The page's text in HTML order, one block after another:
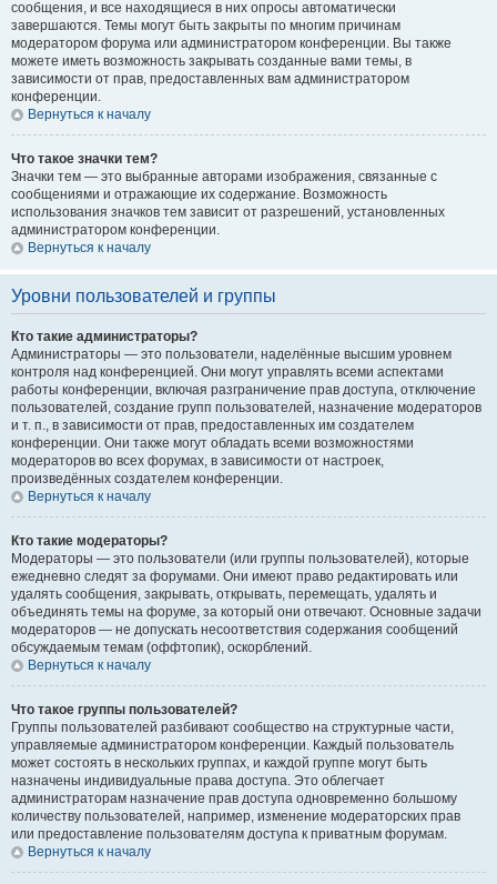
сообщения, и все находящиеся в них опросы автоматически
завершаются. Темы могут быть закрыты по многим причинам
модератором форума или администратором конференции. Вы также
можете иметь возможность закрывать созданные вами темы, в
зависимости от прав, предоставленных вам администратором
конференции.
Вернуться к началу
Что такое значки тем?
Значки тем — это выбранные авторами изображения, связанные с
сообщениями и отражающие их содержание. Возможность
использования значков тем зависит от разрешений, установленных
администратором конференции.
Вернуться к началу
Уровни пользователей и группы
Кто такие администраторы?
Администраторы — это пользователи, наделённые высшим уровнем
контроля над конференцией. Они могут управлять всеми аспектами
работы конференции, включая разграничение прав доступа, отключение
пользователей, создание групп пользователей, назначение модераторов
и т. п., в зависимости от прав, предоставленных им создателем
конференции. Они также могут обладать всеми возможностями
модераторов во всех форумах, в зависимости от настроек,
произведённых создателем конференции.
Вернуться к началу
Кто такие модераторы?
Модераторы — это пользователи (или группы пользователей), которые
ежедневно следят за форумами. Они имеют право редактировать или
удалять сообщения, закрывать, открывать, перемещать, удалять и
объединять темы на форуме, за который они отвечают. Основные задачи
модераторов — не допускать несоответствия содержания сообщений
обсуждаемым темам (оффтопик), оскорблений.
Вернуться к началу
Что такое группы пользователей?
Группы пользователей разбивают сообщество на структурные части,
управляемые администратором конференции. Каждый пользователь
может состоять в нескольких группах, и каждой группе могут быть
назначены индивидуальные права доступа. Это облегчает
администраторам назначение прав доступа одновременно большому
количеству пользователей, например, изменение модераторских прав
или предоставление пользователям доступа к приватным форумам.
Вернуться к началу